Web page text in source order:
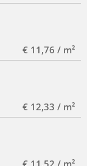
€ 11,76 / m²
€ 12,33 / m²